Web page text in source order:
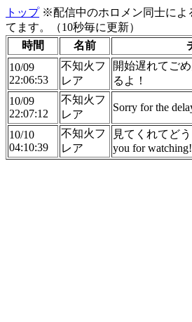
トップ※配信中のホロメン同士によ
てます。（10秒毎に更新）
時間
名前
10/09
22:06:53
不知火フ
レア
開始遅れてご
るよ！
10/09
22:07:12
不知火フ
レア
Sorry for the
10/10
04:10:39
不知火フ
レア
見てくれてど
you for watching!